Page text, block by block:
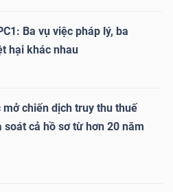
Ba vụ việc pháp lý, ba
hại khác nhau
mở chiến dịch truy thu thuế
soát cả hồ sơ từ hơn 20 năm